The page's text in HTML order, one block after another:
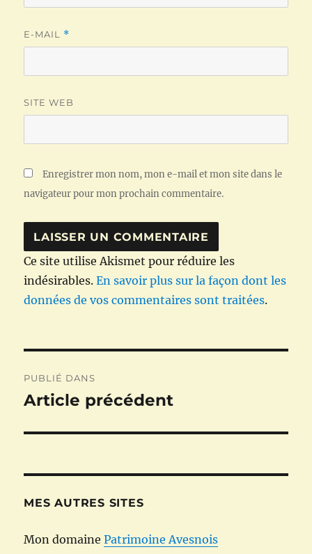
E-MAIL *
SITE WEB
Enregistrer mon nom, mon e-mail et mon site dans le
navigateur pour mon prochain commentaire.
Ce site utilise Akismet pour réduire les
indésirables.En savoir plus sur la façon dont les
données de vos commentaires sont traitées.
de
PUBLIÉ DANS
Article précédent
MES AUTRES SITES
Mon domainePatrimoine Avesnois